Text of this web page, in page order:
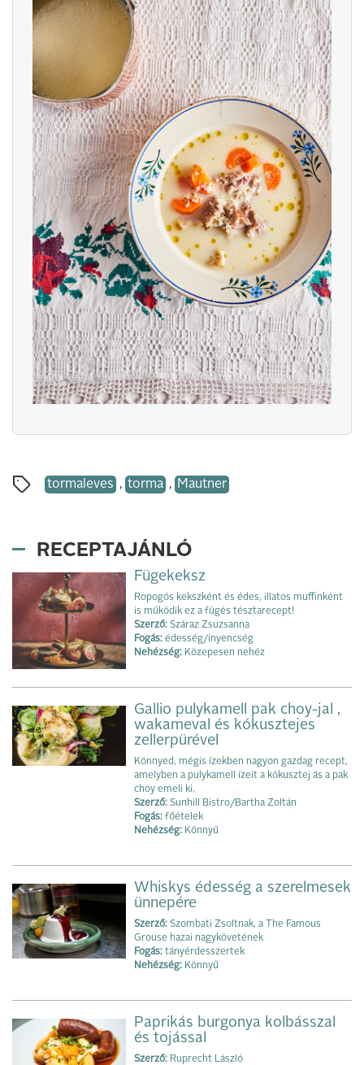
tormaleves , torma , Mautner
RECEPTAJÁNLÓ
Fügekeksz
Ropogós kekszként és édes, illatos muffinként
is működik ez a fügés tésztarecept!
Szerző: Száraz Zsuzsanna
Fogás: édesség/ínyencség
Nehézség: Közepesen nehéz
Gallio pulykamell pak choy-jal ,
wakameval és kókusztejes
zellerpürével
Könnyed, mégis ízekben nagyon gazdag recept,
amelyben a pulykamell ízeit a kókusztej ás a pak
choy emeli ki.
Szerző: Sunhill Bistro/Bartha Zoltán
Fogás: főételek
Nehézség: Könnyű
Whiskys édesség a szerelmesek
ünnepére
Szerző: Szombati Zsoltnak, a The Famous
Grouse hazai nagykövetének
Fogás: tányérdesszertek
Nehézség: Könnyű
Paprikás burgonya kolbásszal
és tojással
Szerző: Ruprecht László